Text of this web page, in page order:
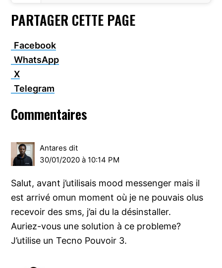
PARTAGER CETTE PAGE
Facebook
WhatsApp
X
Telegram
Interactions
lecteur
Commentaires
Antares dit
30/01/2020 à 10:14 PM
Salut, avant j’utilisais mood messenger mais il
est arrivé omun moment où je ne pouvais olus
recevoir des sms, j’ai du la désinstaller.
Auriez-vous une solution à ce probleme?
J’utilise un Tecno Pouvoir 3.